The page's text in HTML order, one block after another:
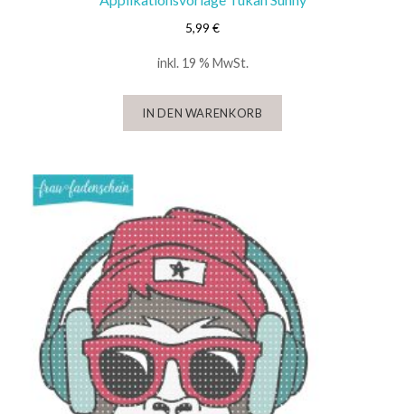
5,99 €
inkl. 19 % MwSt.
IN DEN WARENKORB